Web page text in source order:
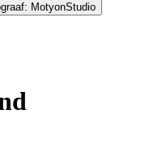
MotyonStudio